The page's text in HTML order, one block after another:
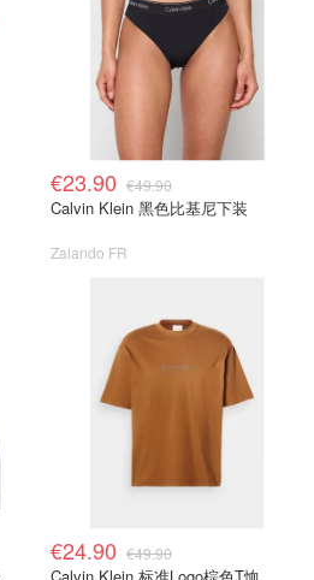
€23.90 €49.90
Calvin Klein 黑色比基尼下装
Zalando FR
€24.90 €49.90